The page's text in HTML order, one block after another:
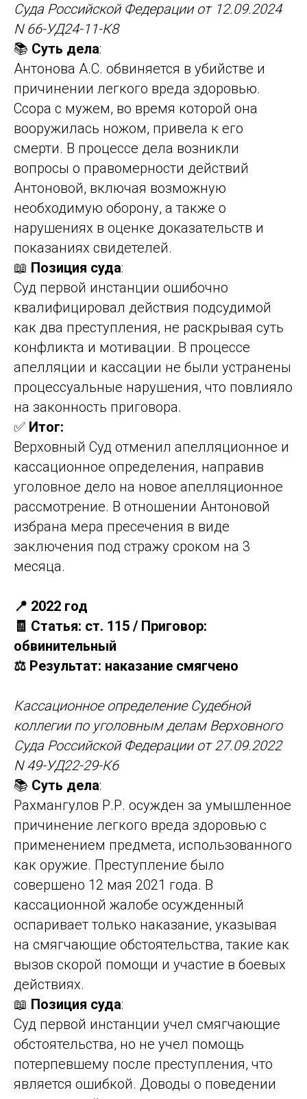
Суда Российской Федерации от 12.09.2024
N 66-УД24-11-К8
📚 Суть дела:
Антонова А.С. обвиняется в убийстве и
причинении легкого вреда здоровью.
Ссора с мужем, во время которой она
вооружилась ножом, привела к его
смерти. В процессе дела возникли
вопросы о правомерности действий
Антоновой, включая возможную
необходимую оборону, а также о
нарушениях в оценке доказательств и
показаниях свидетелей.
📖 Позиция суда:
Суд первой инстанции ошибочно
квалифицировал действия подсудимой
как два преступления, не раскрывая суть
конфликта и мотивации. В процессе
апелляции и кассации не были устранены
процессуальные нарушения, что повлияло
на законность приговора.
✅ Итог:
Верховный Суд отменил апелляционное и
кассационное определения, направив
уголовное дело на новое апелляционное
рассмотрение. В отношении Антоновой
избрана мера пресечения в виде
заключения под стражу сроком на 3
месяца.
📍 2022 год
🧾 Статья: ст. 115 / Приговор:
обвинительный
⚖️ Результат: наказание смягчено
Кассационное определение Судебной
коллегии по уголовным делам Верховного
Суда Российской Федерации от 27.09.2022
N 49-УД22-29-К6
📚 Суть дела:
Рахмангулов Р.Р. осужден за умышленное
причинение легкого вреда здоровью с
применением предмета, использованного
как оружие. Преступление было
совершено 12 мая 2021 года. В
кассационной жалобе осужденный
оспаривает только наказание, указывая
на смягчающие обстоятельства, такие как
вызов скорой помощи и участие в боевых
действиях.
📖 Позиция суда:
Суд первой инстанции учел смягчающие
обстоятельства, но не учел помощь
потерпевшему после преступления, что
является ошибкой. Доводы о поведении